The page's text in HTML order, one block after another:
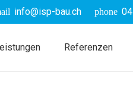
info@isp-bau.ch phone
Referenzen